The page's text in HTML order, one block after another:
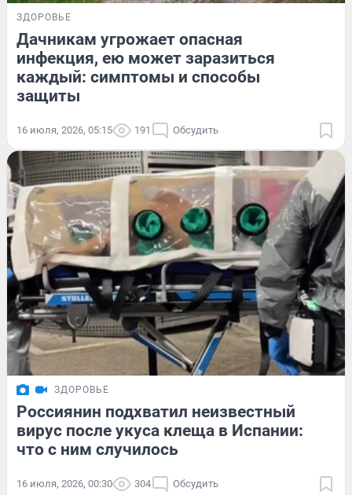
ЗДОРОВЬЕ
Дачникам угрожает опасная
инфекция, ею может заразиться
каждый: симптомы и способы
защиты
16 июля, 2026, 05:15 191 Обсудить
ЗДОРОВЬЕ
Россиянин подхватил неизвестный
вирус после укуса клеща в Испании:
что с ним случилось
16 июля, 2026, 00:30 304 Обсудить